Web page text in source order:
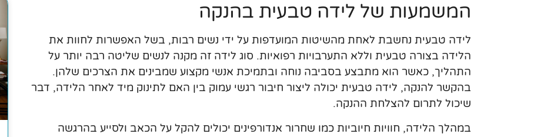
המשמעות של לידה טבעית בהנקה
לידה טבעית נחשבת לאחת מהשיטות המועדפות על ידי נשים רבות, בשל האפשרות לחוות את
הלידה בצורה טבעית וללא התערבויות רפואיות. סוג לידה זה מקנה לנשים שליטה רבה יותר על
התהליך, כאשר הוא מתבצע בסביבה נוחה ובתמיכת אנשי מקצוע שמבינים את הצרכים שלהן.
בהקשר להנקה, לידה טבעית יכולה ליצור חיבור רגשי עמוק בין האם לתינוק מיד לאחר הלידה, דבר
שיכול לתרום להצלחת ההנקה.
במהלך הלידה, חוויות חיוביות כמו שחרור אנדורפינים יכולים להקל על הכאב ולסייע בהרגשה